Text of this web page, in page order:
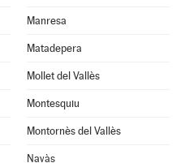
Manresa
Matadepera
Mollet del Vallès
Montesquiu
Montornès del Vallès
Navàs